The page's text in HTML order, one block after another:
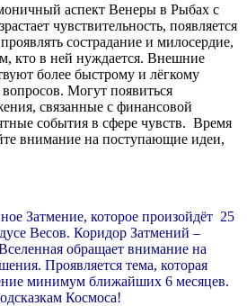
аспект Венеры в Рыбах с
чувствительность, появляется
сострадание и милосердие,
кто в ней нуждается. Внешние
более быстрому и лёгкому
Могут появиться
связанные с финансовой
события в сфере чувств. Время
внимание на поступающие идеи,
Затмение, которое произойдёт 25
Весов. Коридор Затмений –
обращает внимание на
Проявляется тема, которая
минимум ближайших 6 месяцев.
Космоса!